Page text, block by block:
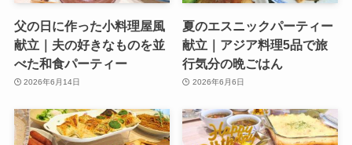
父の日に作った小料理屋風
献立｜夫の好きなものを並
べた和食パーティー
2026年6月14日
夏のエスニックパーティー
献立｜アジア料理5品で旅
行気分の晩ごはん
2026年6月6日